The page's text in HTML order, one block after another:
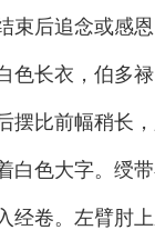
束后追念或感
色长衣，伯多
摆比前幅稍长
白色大字。绶
经卷。左臂肘